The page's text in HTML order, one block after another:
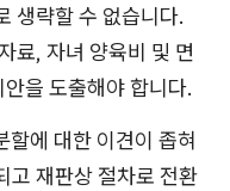
생략할 수 없습니다.
료, 자녀 양육비 및 면
을 도출해야 합니다.
할에 대한 이견이 좁혀
고 재판상 절차로 전환